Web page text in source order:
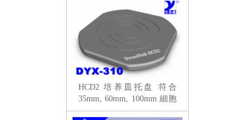
HCD2 培养皿托盘 符合
35mm, 60mm, 100mm 細胞
培養皿